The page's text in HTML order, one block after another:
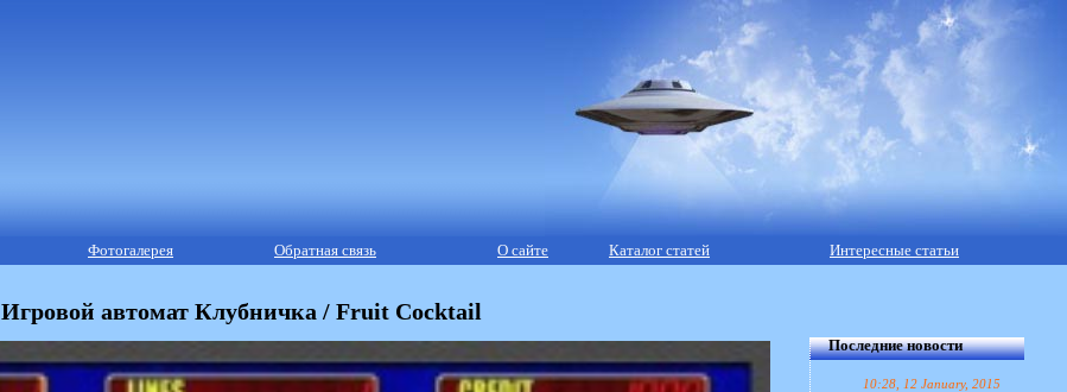
Фотогалерея Обратная связь О сайте Каталог статей Интересные статьи
Игровой автомат Клубничка / Fruit Cocktail
Последние новости
10:28, 12 January, 2015